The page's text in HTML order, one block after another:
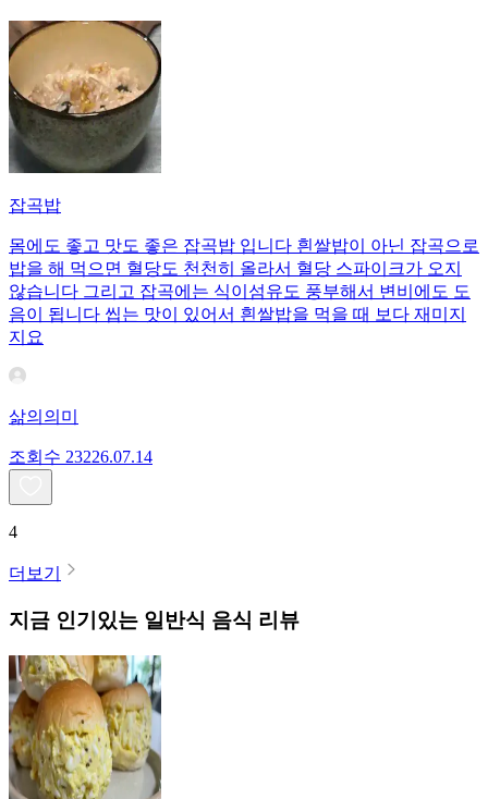
잡곡밥
몸에도 좋고 맛도 좋은 잡곡밥 입니다 흰쌀밥이 아닌 잡곡으로
밥을 해 먹으면 혈당도 천천히 올라서 혈당 스파이크가 오지
않습니다 그리고 잡곡에는 식이섬유도 풍부해서 변비에도 도
음이 됩니다 씹는 맛이 있어서 흰쌀밥을 먹을 때 보다 재미지
지요
삶의의미
조회수 23226.07.14
4
더보기
지금 인기있는 일반식 음식 리뷰